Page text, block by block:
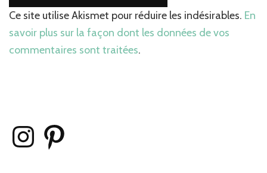
Ce site utilise Akismet pour réduire les indésirables. En
savoir plus sur la façon dont les données de vos
commentaires sont traitées.
InstagramPinterest